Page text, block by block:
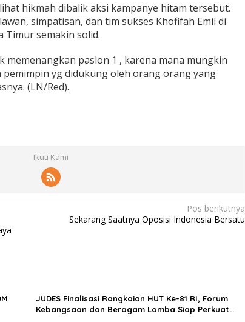
hikmah dibalik aksi kampanye hitam tersebut.
simpatisan, dan tim sukses Khofifah Emil di
Timur semakin solid.
memenangkan paslon 1 , karena mana mungkin
pemimpin yg didukung oleh orang orang yang
(LN/Red).
Ikuti Kami
Pos berikutnya
Sekarang Saatnya Oposisi Indonesia Bersatu
JUDES Finalisasi Rangkaian HUT Ke-81 RI, Forum
Kebangsaan dan Beragam Lomba Siap Perkuat